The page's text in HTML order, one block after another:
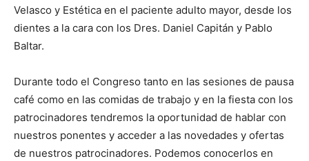
Velasco y Estética en el paciente adulto mayor, desde los
dientes a la cara con los Dres. Daniel Capitán y Pablo
Baltar.
Durante todo el Congreso tanto en las sesiones de pausa
café como en las comidas de trabajo y en la fiesta con los
patrocinadores tendremos la oportunidad de hablar con
nuestros ponentes y acceder a las novedades y ofertas
de nuestros patrocinadores. Podemos conocerlos en